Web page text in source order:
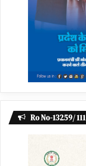
Ro No-13259/ 111